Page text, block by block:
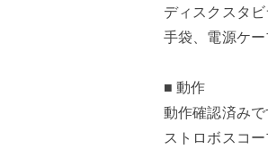
ディスクスタ
手袋、電源ケ
■ 動作
動作確認済みで
ストロボスコ